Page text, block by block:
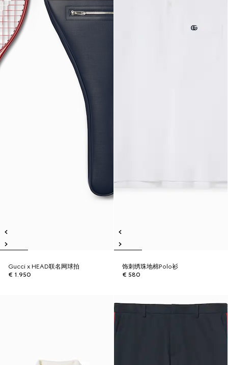
Gucci x HEAD联名网球拍
€ 1.950
饰刺绣珠地棉Polo衫
€ 580